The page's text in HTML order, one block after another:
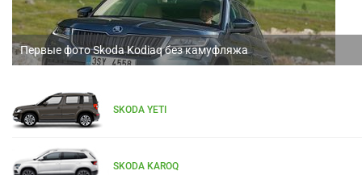
Первые фото Skoda Kodiaq без камуфляжа
SKODA YETI
SKODA KAROQ